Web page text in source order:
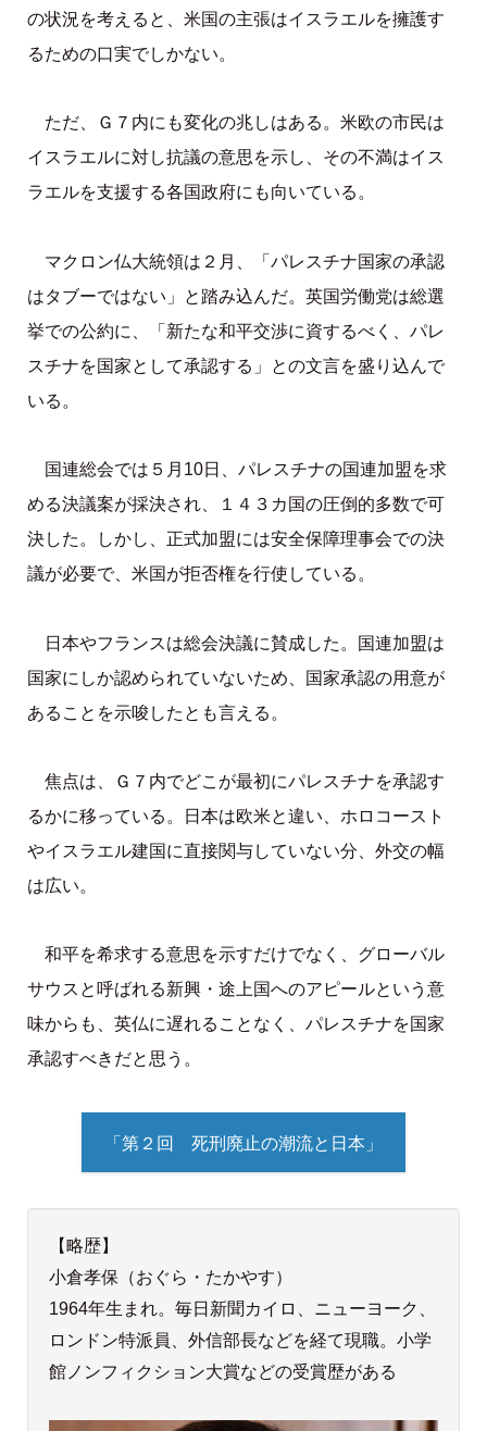
の状況を考えると、米国の主張はイスラエルを擁護す
るための口実でしかない。
ただ、Ｇ７内にも変化の兆しはある。米欧の市民は
イスラエルに対し抗議の意思を示し、その不満はイス
ラエルを支援する各国政府にも向いている。
マクロン仏大統領は２月、「パレスチナ国家の承認
はタブーではない」と踏み込んだ。英国労働党は総選
挙での公約に、「新たな和平交渉に資するべく、パレ
スチナを国家として承認する」との文言を盛り込んで
いる。
国連総会では５月10日、パレスチナの国連加盟を求
める決議案が採決され、１４３カ国の圧倒的多数で可
決した。しかし、正式加盟には安全保障理事会での決
議が必要で、米国が拒否権を行使している。
日本やフランスは総会決議に賛成した。国連加盟は
国家にしか認められていないため、国家承認の用意が
あることを示唆したとも言える。
焦点は、Ｇ７内でどこが最初にパレスチナを承認す
るかに移っている。日本は欧米と違い、ホロコースト
やイスラエル建国に直接関与していない分、外交の幅
は広い。
和平を希求する意思を示すだけでなく、グローバル
サウスと呼ばれる新興・途上国へのアピールという意
味からも、英仏に遅れることなく、パレスチナを国家
承認すべきだと思う。
「第２回 死刑廃止の潮流と日本」
【略歴】
小倉孝保（おぐら・たかやす）
1964年生まれ。毎日新聞カイロ、ニューヨーク、
ロンドン特派員、外信部長などを経て現職。小学
館ノンフィクション大賞などの受賞歴がある